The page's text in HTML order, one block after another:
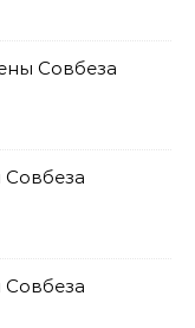
Совбеза